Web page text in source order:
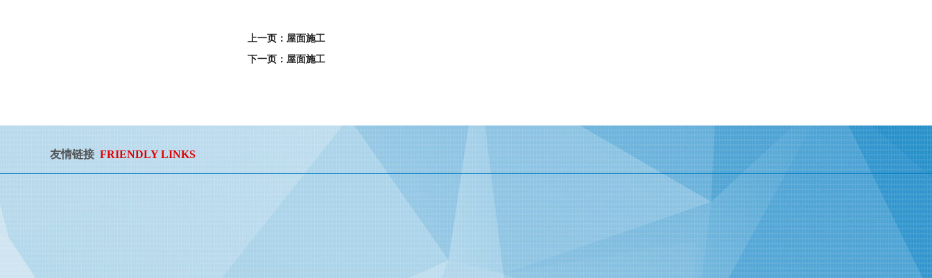
上一页：屋面施工
下一页：屋面施工
友情链接 FRIENDLY LINKS